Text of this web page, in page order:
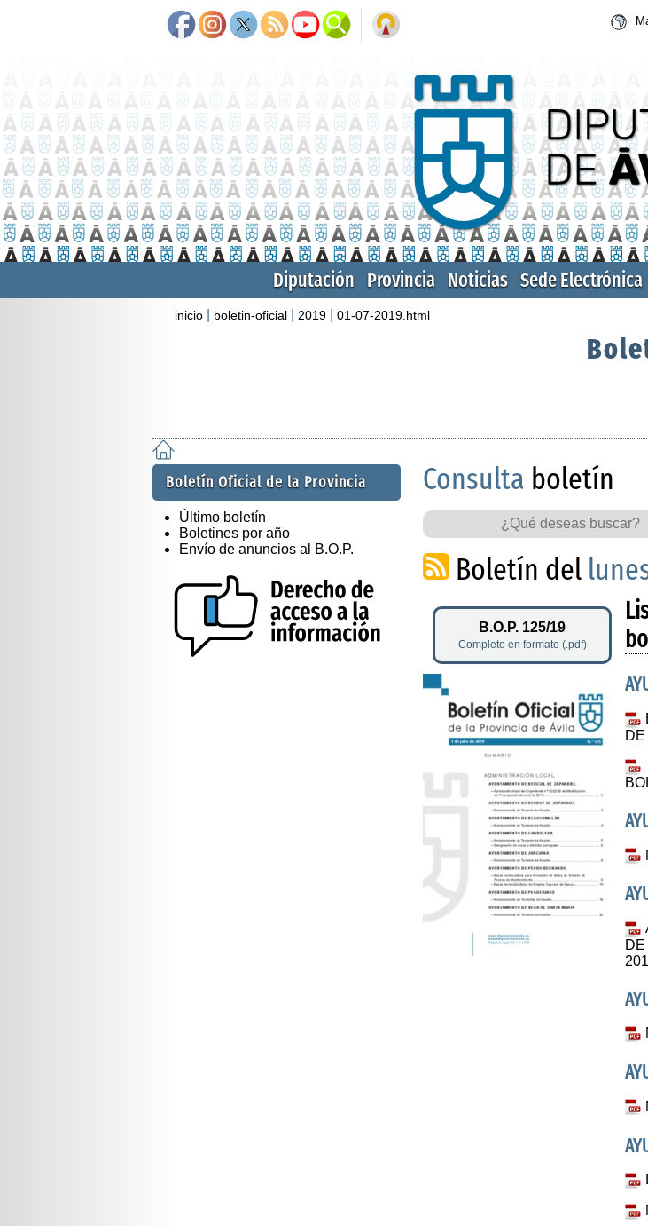
Diputación Provincia Noticias Sede Electrónica
inicio boletin-oficial 2019 01-07-2019.html
Boletín Oficial de la Provincia
Último boletín
Boletines por año
Envío de anuncios al B.O.P.
Consulta boletín
Boletín del
B.O.P. 125/19
Completo en formato (.pdf)